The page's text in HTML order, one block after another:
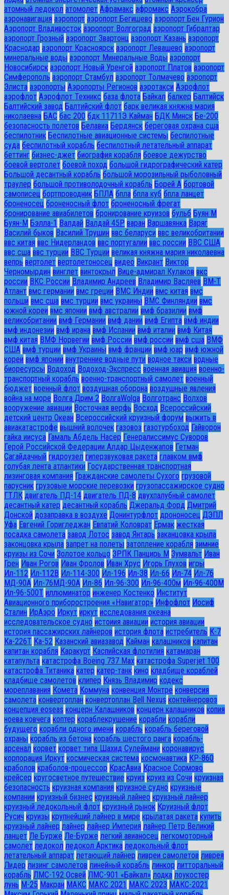
атомный ледокол атомолет Афрамакс афромакс Аэрокобра
аэронавигация аэропорт аэропорт Бегишево аэропорт Бен Гурион
Аэропорт Владивосток аэропорт Волгоград аэропорт Гибралтар
аэропорт Грозный аэропорт Звартонц аэропорт Казань аэропорт
Краснодар аэропорт Красноярск аэропорт Левашево аэропорт
минеральные воды аэропорт Минеральные Воды аэропорт
Новосибирск аэропорт Новый Уренгой аэропорт Платов аэропорт
Симферополь аэропорт Стамбул аэропорт Толмачево аэропорт
Элиста аэропорты Аэропорты Регионов аэротакси Аэрофлот
аэрофлот Аэрофлот Техникс база флота Байкал балкер Балтийск
Балтийский завод Балтийский флот барк великая княжна мария
николаевна БАС бас 200 бдк 11711Э Кайман БДК Минск Бе-200
безопасность полетов Белавиа Бердянск береговая охрана сша
беспилотник Беспилотные авиационные системы беспилотные
суда беспилотный корабль беспилотный летательный аппарат
беттинг бизнес-джет биография корабля боевое дежурство
боевой вертолет боевой поход большой гидрографический катер
Большой десантный корабль большой морозильный рыболовный
траулер большой противолодочный корабль Борей А бортовой
самописец бортпроводник БПЛА бпла бпла куб бпла ланцет
броненосец броненосный флот броненосный фрегат
бронирование авиабилетов бронирование круизов бульб Буян М
Буян-М Бэлла-1 Валдай Валдай 45Р варан Варшавянка Варяг
Василий быков Василий Трушин ввс беларуси ввс великобритании
ввс китая ввс Нидерландов ввс португалии ввс россии ВВС США
ввс сша ввс турции ВВС Турции великая княжна мария николаевна
вепрь вертолет вертолетоносец видео Викрант Виктор
Черномырдин винглет винтокрыл Вице-адмирал Кулаков вкс
россии ВКС России Владимир Андреев Владимир Васляев ВМ-Т
Атлант вмс германии вмс греции ВМС Индии вмс китая вмс
польши вмс сша вмс турции вмс украины ВМС Финляндии вмс
южной кореи вмс японии вмф австралии вмф бразилии вмф
великобритании вмф Германии вмф дании вмф Египта вмф индии
вмф индонезии вмф ирана вмф Испании вмф италии вмф Китая
вмф китая ВМФ Норвегии вмф России вмф россии вмф сша ВМФ
США вмф турции вмф Украины вмф франции вмф юар вмф южной
кореи вмф японии внутренние водные пути водное такси водные
биоресурсы Водоход Водоход-Экспресс военная авиация военно-
транспортный корабль военно-транспортный самолет военный
бюджет военный флот воздушная оборона воздушные явления
война на море Волга Дрим 2 ВолгаWolga Волготранс Волхов
вооружение авиации Восточная верфь Восход Всероссийский
детский центр Океан Всероссийский круизный форум выжить в
авиакатастрофе вышний волочек газовоз газотурбоход Гайворон
гайка иисуса Гамаль Абдель Насер Генералиссимус Суворов
Герой Российской Федерации Алдар Цыденжапов Гетман
Сагайдачный гидроузел гиперзвуковая ракета главком вмф
голубая лента атлантики Государственная транспортная
лизинговая компания Гражданские самолеты Сухого грузовой
парусник грузовые морские перевозки грузопассажирское судно
ГТЛК двигатель ПД-14 двигатель ПД-8 двухпалубный самолет
десантный катер десантный корабль Джеральд Форд Дмитрий
Донской дозаправка в воздухе Донинтурфлот дрононосец ДЭПЛ
Уфа Евгений Горигледжан Евпатий Коловрат Ермак жесткая
посадка самолета завод Лотос завод Янтарь заканцовка крыла
законцовка крыла запрет на полеты затопление корабля зимние
круизы из Сочи Золотое кольцо ЗРПК Панцирь М Зумвальт Иван
Грен Иван Рогов Иван Фролов Иван Хрус Игорь Глухов игры
Ил-112 Ил-112В Ил-114-300 Ил-196 Ил-38 Ил-66 Ил-74 Ил-76
МД-90А Ил-76МД-90А Ил-86 Ил-96-300 Ил-96-400м Ил-96-400М
Ил-96-500Т иллюминатор инженер Костенко Институт
Авиационного приборостроения «Навигатор» Инфофлот Иосиф
Сталин ИрАэро Иркут иркут исследования океана
исследовательское судно истоиия авиации история авиации
история пассажирских лайнеров история флота истребитель К-7
Ка-226Т Ка-52 Казанский авиазавод Кайман калашников капитан
капитан корабля Каракурт Каспийская флотилия катамаран
катапульта катастрофа Boeing 737 Max катастрофа Superjet 100
катастрофа Титаника катер катер-танк кино кладбище кораблей
кладбище самолетов клипер Князь Владимир кодекс
мореплавания Комета Коммуна конвенция Монтре конверсия
самолета конвертоплан конвертоплан Bell Nexus контейнеровоз
концепция eoseas концерн Калашников концерн калашников копия
ноева ковчега коптер кораблекрушение корабли корабли
будущего корабли одного имени корабль корабль береговой
охраны корабль из бетона корабль шестого ранга корабль-
арсенал корвет корвет типа Шахид Сулеймани коронавирус
корпорация Иркут космическая система космонавтика КР-860
краболов краболов-процессор КрасАвиа Красное Сормово
крейсер кругосветное путешествие круиз круиз из Сочи круизная
безопасность круизная компания круизное судно круизные
компании круизный бизнес круизный лайнео круизный лайнер
круизный ледокольный флот круизный рынок Круизный флот
Русич круизы крупнейший лайнер в мире крылатая ракета купить
круизный лайнер лайнер лайнер Империя лайнер Петр Великий
ланцет Ле Бурже Ле-Бурже легкий авианосец легкомоторный
самолет ледокол ледокол Арктика ледокольный флот
летательный аппарат летающий лайнер ливреи самолетов ливрея
Лидер лизинг самолетов линейный корабль линкор литторальный
корабль ЛМС-192 Освей ЛМС-901 «Байкал» лодка лоукостер
лунь М-25 Макран МАКС МАКС 2021 МАКС 2023 МАКС-2021